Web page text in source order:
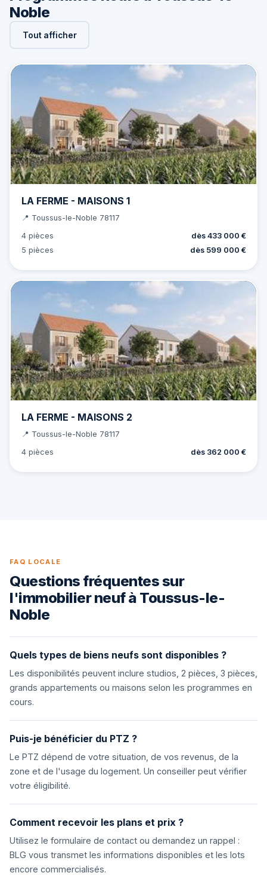
Noble
Tout afficher
LA FERME - MAISONS 1
📍 Toussus-le-Noble 78117
4 pièces
dès 433 000 €
5 pièces
dès 599 000 €
LA FERME - MAISONS 2
📍 Toussus-le-Noble 78117
4 pièces
dès 362 000 €
FAQ LOCALE
Questions fréquentes sur
l'immobilier neuf à Toussus-le-
Noble
Quels types de biens neufs sont disponibles ?
Les disponibilités peuvent inclure studios, 2 pièces, 3 pièces,
grands appartements ou maisons selon les programmes en
cours.
Puis-je bénéficier du PTZ ?
Le PTZ dépend de votre situation, de vos revenus, de la
zone et de l'usage du logement. Un conseiller peut vérifier
votre éligibilité.
Comment recevoir les plans et prix ?
Utilisez le formulaire de contact ou demandez un rappel :
BLG vous transmet les informations disponibles et les lots
encore commercialisés.